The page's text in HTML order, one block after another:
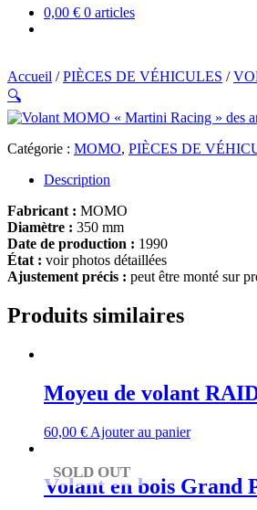
0,00 € 0 articles
Accueil /PIÈCES DE VÉHICULES /
🔍
Catégorie : MOMO, PIÈCES DE
Description
Fabricant : MOMO
Diamètre : 350 mm
Date de production : 1990
État : voir photos détaillées
Ajustement précis : peut être monté sur
Produits similaires
Moyeu de volant
60,00 € Ajouter au panier
SOLD OUT
Volant en bois Grand